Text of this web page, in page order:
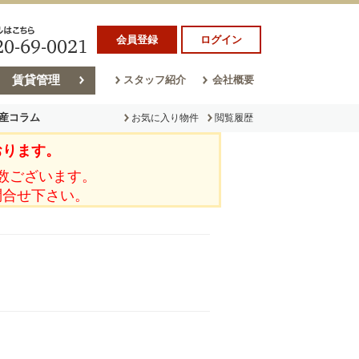
会員登録 ログイン
賃貸管理 スタッフ紹介 会社概要
コラム
ム
お気に入り物件 閲覧履歴
ます。
ざいます。
せ下さい。